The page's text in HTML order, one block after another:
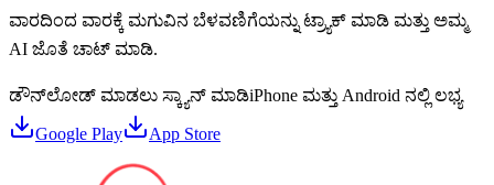
ವಾರದಿಂದ ವಾರಕ್ಕೆ ಮಗುವಿನ ಬೆಳವಣಿಗೆಯನ್ನು ಟ್ರ್ಯಾಕ್ ಮಾಡಿ ಮತ್ತು ಅಮ್ಮ
AI ಜೊತೆ ಚಾಟ್ ಮಾಡಿ.
ಡೌನ್‌ಲೋಡ್ ಮಾಡಲು ಸ್ಕ್ಯಾನ್ ಮಾಡಿiPhone ಮತ್ತು Android ನಲ್ಲಿ ಲಭ್ಯ
Google Play App Store